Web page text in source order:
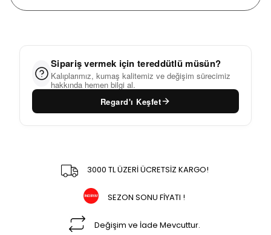
Sipariş vermek için tereddütlü müsün?
Kalıplarımız, kumaş kalitemiz ve değişim sürecimiz
hakkında hemen bilgi al.
Regard'ı Keşfet
3000 TL ÜZERİ ÜCRETSİZ KARGO!
SEZON SONU FİYATI !
Değişim ve İade Mevcuttur.